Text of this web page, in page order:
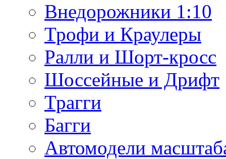
Внедорожники 1:10
Трофи и Краулеры
Ралли и Шорт-кросс
Шоссейные и Дрифт
Трагги
Багги
Автомодели